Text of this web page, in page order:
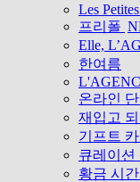
Les Petites
프리폴
Elle,
한여름
온라인
재입고
기프트
큐레이션
황금 시간